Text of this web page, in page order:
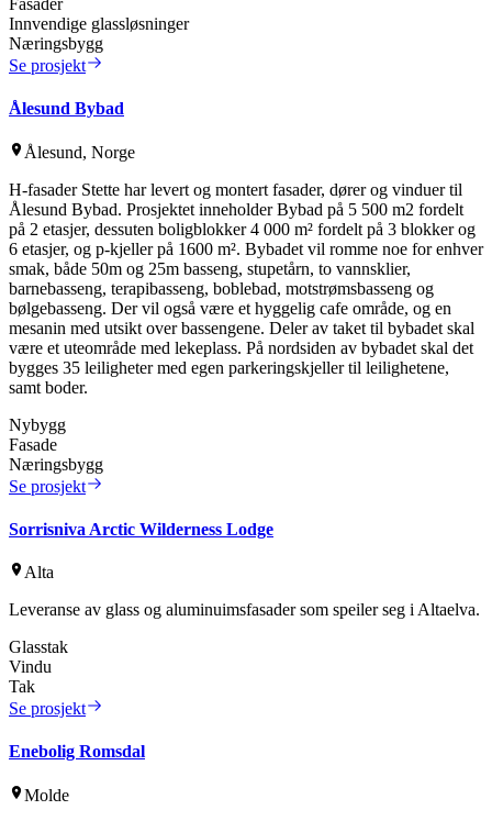
Fasader
Innvendige glassløsninger
Næringsbygg
Se prosjekt
Ålesund Bybad
Ålesund, Norge
H-fasader Stette har levert og montert fasader, dører og vinduer til
Ålesund Bybad. Prosjektet inneholder Bybad på 5 500 m2 fordelt
på 2 etasjer, dessuten boligblokker 4 000 m² fordelt på 3 blokker og
6 etasjer, og p-kjeller på 1600 m². Bybadet vil romme noe for enhver
smak, både 50m og 25m basseng, stupetårn, to vannsklier,
barnebasseng, terapibasseng, boblebad, motstrømsbasseng og
bølgebasseng. Der vil også være et hyggelig cafe område, og en
mesanin med utsikt over bassengene. Deler av taket til bybadet skal
være et uteområde med lekeplass. På nordsiden av bybadet skal det
bygges 35 leiligheter med egen parkeringskjeller til leilighetene,
samt boder.
Nybygg
Fasade
Næringsbygg
Se prosjekt
Sorrisniva Arctic Wilderness Lodge
Alta
Leveranse av glass og aluminuimsfasader som speiler seg i Altaelva.
Glasstak
Vindu
Tak
Se prosjekt
Enebolig Romsdal
Molde